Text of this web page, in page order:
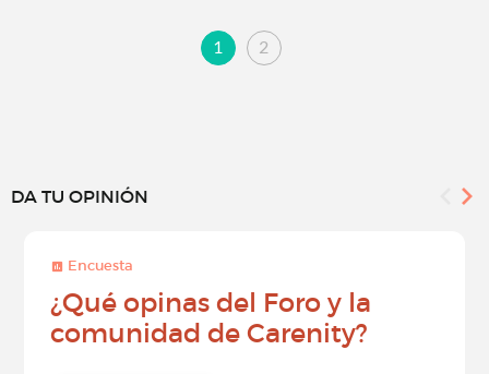
1 2
DA TU OPINIÓN
Encuesta
¿Qué opinas del Foro y la
comunidad de Carenity?